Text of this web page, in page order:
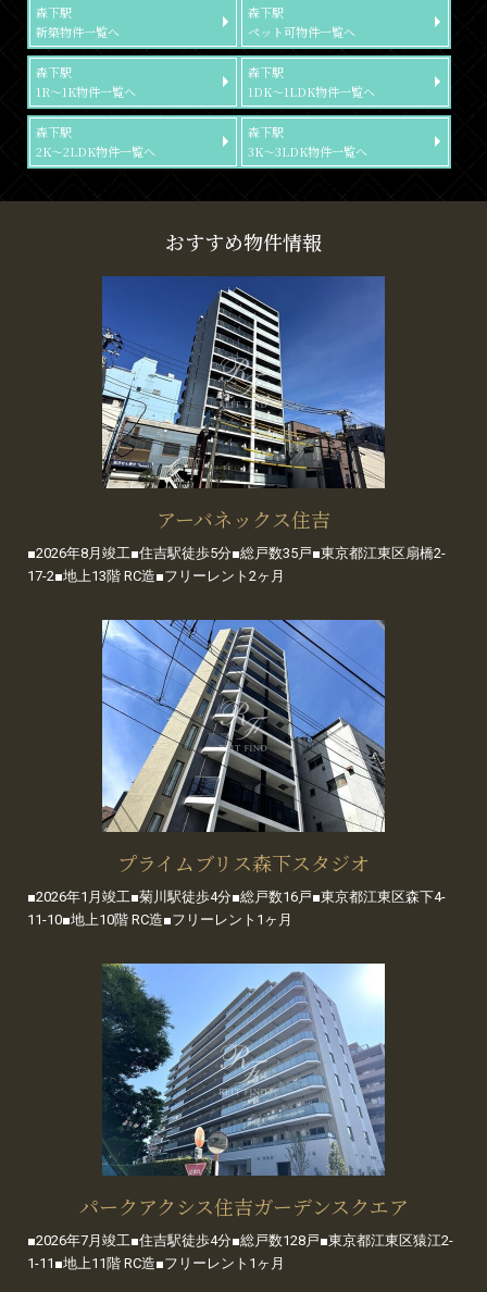
森下駅
新築物件一覧へ
森下駅
ペット可物件一覧へ
森下駅
1R～1K物件一覧へ
森下駅
1DK～1LDK物件一覧へ
森下駅
2K～2LDK物件一覧へ
森下駅
3K～3LDK物件一覧へ
おすすめ物件情報
アーバネックス住吉
■2026年8月竣工■住吉駅徒歩5分■総戸数35戸■東京都江東区扇橋2-
17-2■地上13階 RC造■フリーレント2ヶ月
プライムブリス森下スタジオ
■2026年1月竣工■菊川駅徒歩4分■総戸数16戸■東京都江東区森下4-
11-10■地上10階 RC造■フリーレント1ヶ月
パークアクシス住吉ガーデンスクエア
■2026年7月竣工■住吉駅徒歩4分■総戸数128戸■東京都江東区猿江2-
1-11■地上11階 RC造■フリーレント1ヶ月